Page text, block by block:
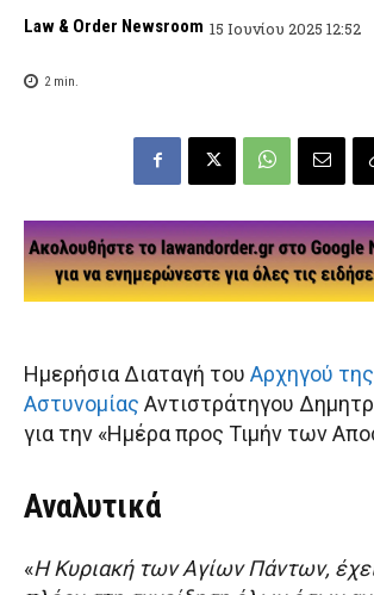
Law & Order Newsroom 15 Ιουνίου 2025 12:52
2min.
Ημερήσια Διαταγή του Αρχηγού
Αστυνομίας Αντιστράτηγου
για την «Ημέρα προς Τιμήν των
Αναλυτικά
«Η Κυριακή των Αγίων Πάντων,